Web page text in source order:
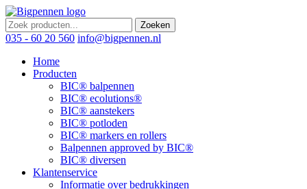
Zoeken
035 - 60 20 560 info@bigpennen.nl
Home
Producten
BIC® balpennen
BIC® ecolutions®
BIC® aanstekers
BIC® potloden
BIC® markers en rollers
Balpennen approved by BIC®
BIC® diversen
Klantenservice
Informatie over bedrukkingen